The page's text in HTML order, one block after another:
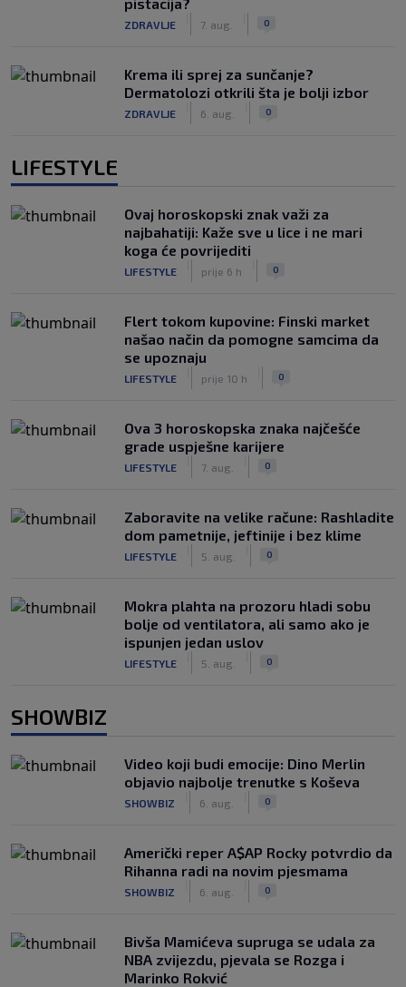
ZDRAVLJE 7. aug. 0
Krema ili sprej za sunčanje?
Dermatolozi otkrili šta je bolji izbor
ZDRAVLJE 6. aug. 0
LIFESTYLE
Ovaj horoskopski znak važi za
najbahatiji: Kaže sve u lice i ne mari
koga će povrijediti
LIFESTYLE prije 6 h 0
Flert tokom kupovine: Finski market
našao način da pomogne samcima da
se upoznaju
LIFESTYLE prije 10 h 0
Ova 3 horoskopska znaka najčešće
grade uspješne karijere
LIFESTYLE 7. aug. 0
Zaboravite na velike račune: Rashladite
dom pametnije, jeftinije i bez klime
LIFESTYLE 5. aug. 0
Mokra plahta na prozoru hladi sobu
bolje od ventilatora, ali samo ako je
ispunjen jedan uslov
LIFESTYLE 5. aug. 0
SHOWBIZ
Video koji budi emocije: Dino Merlin
objavio najbolje trenutke s Koševa
SHOWBIZ 6. aug. 0
Američki reper A$AP Rocky potvrdio da
Rihanna radi na novim pjesmama
SHOWBIZ 6. aug. 0
Bivša Mamićeva supruga se udala za
NBA zvijezdu, pjevala se Rozga i
Marinko Rokvić